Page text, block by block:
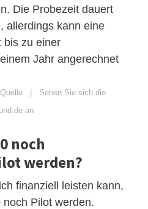
Die Probezeit dauert
allerdings kann eine
bis zu einer
Jahr angerechnet
| Sehen Sie sich die
an
noch
werden?
finanziell leisten kann,
Pilot werden.